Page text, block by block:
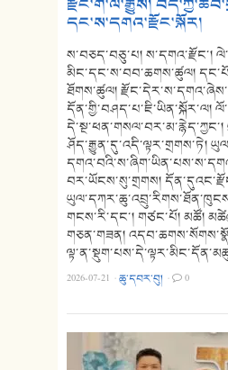
དང་ས་དགའ་རྫོང་སྐོར།
ས་བཅད་བཅུ་པ། ས་དགའ་རྫོང་།
མིང་དང་ས་བབ་ཆགས་ཚུལ།
ཐོགས་ཚུལ།
དོན་གྱི་བཤད་པ་ཇི་ཡིན་སྐོར་ལ།
ཤོད་རྒྱུན་དུ་འདི་ལྟར་གྲགས་ཏེ།
བར་ཡོངས་སུ་གྲགས།
གངས་རི་དང་། གཙང་པོ། མཚོ།
གཅན་གཟན།
2026-07-21 ·ཆུ་དབར་བུ། · 0